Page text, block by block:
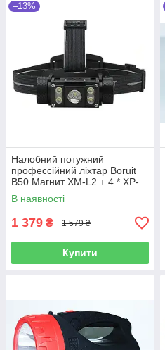
–13%
Налобний потужний
профессійний ліхтар Boruit
B50 Магнит XM-L2 + 4 * XP-
G2
В наявності
1 379 ₴ 1 579 ₴
Купити